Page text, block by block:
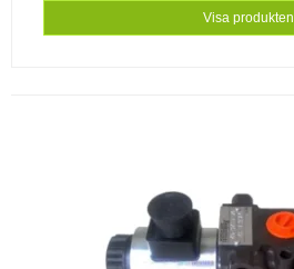
Visa produkten